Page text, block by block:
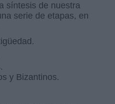
síntesis de nuestra
serie de etapas, en
y Bizantinos.